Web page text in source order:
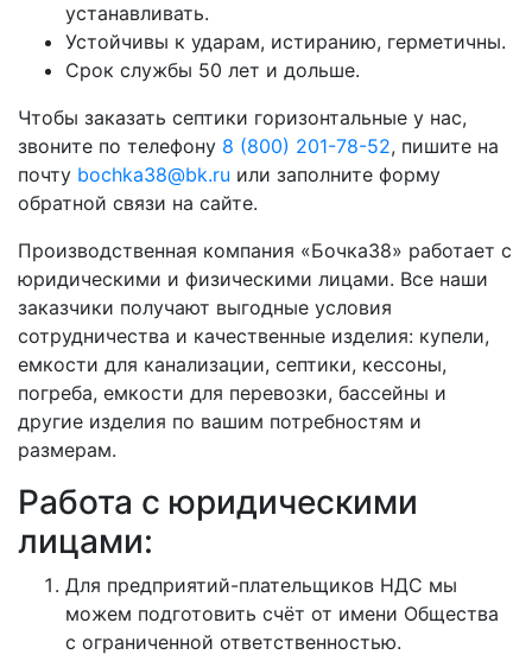
устанавливать.
Устойчивы к ударам, истиранию, герметичны.
Срок службы 50 лет и дольше.
Чтобы заказать септики горизонтальные у нас,
звоните по телефону 8 (800) 201-78-52, пишите на
почту bochka38@bk.ru или заполните форму
обратной связи на сайте.
Производственная компания «Бочка38» работает с
юридическими и физическими лицами. Все наши
заказчики получают выгодные условия
сотрудничества и качественные изделия: купели,
емкости для канализации, септики, кессоны,
погреба, емкости для перевозки, бассейны и
другие изделия по вашим потребностям и
размерам.
Работа с юридическими
лицами:
Для предприятий-плательщиков НДС мы
можем подготовить счёт от имени Общества
с ограниченной ответственностью.